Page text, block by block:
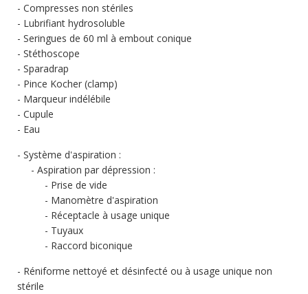
Compresses non stériles
Lubrifiant hydrosoluble
Seringues de 60 ml à embout conique
Stéthoscope
Sparadrap
Pince Kocher (clamp)
Marqueur indélébile
Cupule
Eau
Système d'aspiration :
Aspiration par dépression :
Prise de vide
Manomètre d'aspiration
Réceptacle à usage unique
Tuyaux
Raccord biconique
Réniforme nettoyé et désinfecté ou à usage unique non
stérile